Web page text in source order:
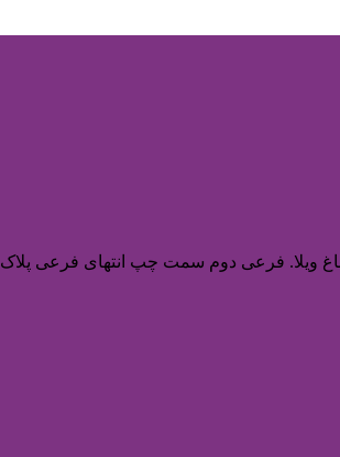
ویلا. فرعی دوم سمت چپ انتهای فرعی پلاک 3